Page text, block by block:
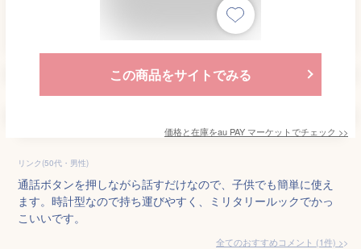
この商品をサイトでみる
価格と在庫をau PAY マーケットでチェック >>
リンク(50代・男性)
通話ボタンを押しながら話すだけなので、子供でも簡単に使え
ます。時計型なので持ち運びやすく、ミリタリールックでかっ
こいいです。
全てのおすすめコメント (1件) >